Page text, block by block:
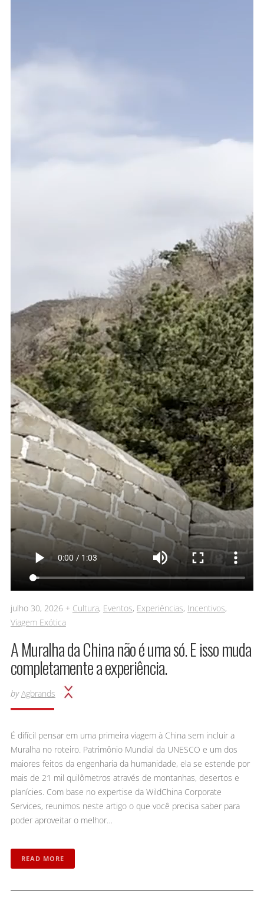
julho 30, 2026 + Cultura, Eventos, Experiências, Incentivos,
Viagem Exótica
A Muralha da China não é uma só. E isso muda
completamente a experiência.
by Agbrands
É difícil pensar em uma primeira viagem à China sem incluir a
Muralha no roteiro. Patrimônio Mundial da UNESCO e um dos
maiores feitos da engenharia da humanidade, ela se estende por
mais de 21 mil quilômetros através de montanhas, desertos e
planícies. Com base no expertise da WildChina Corporate
Services, reunimos neste artigo o que você precisa saber para
poder aproveitar o melhor…
READ MORE